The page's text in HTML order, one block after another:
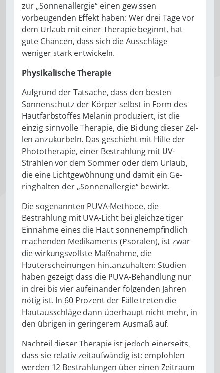
zur „Sonnenallergie“ einen gewissen
vorbeugenden Effekt ha­ben: Wer drei Tage vor
dem Urlaub mit einer Therapie beginnt, hat
gute Chancen, dass sich die Ausschläge
weniger stark entwickeln.
Physikalische Therapie
Aufgrund der Tatsache, dass den bes­ten
Sonnenschutz der Körper selbst in Form des
Hautfarbstoffes Mela­nin produziert, ist die
einzig sinnvol­le Therapie, die Bildung dieser Zel­
len anzukurbeln. Das geschieht mit Hilfe der
Phototherapie, einer Be­strahlung mit UV-
Strahlen vor dem Sommer oder dem Urlaub,
die eine Lichtgewöhnung und damit ein Ge­
ringhalten der „Sonnenallergie“ be­wirkt.
Die sogenannten PUVA-Methode, die
Bestrahlung mit UVA-Licht bei gleichzeitiger
Einnahme eines die Haut sonnenempfindlich
machen­den Medikaments (Psoralen), ist zwar
die wirkungsvollste Maßnah­me, die
Hauterscheinungen hint­anzuhalten: Studien
haben gezeigt dass die PUVA-Behandlung nur
in drei bis vier aufeinander folgen­den Jahren
nötig ist. In 60 Prozent der Fälle treten die
Hautausschläge dann überhaupt nicht mehr, in
den übrigen in geringerem Ausmaß auf.
Nachteil dieser Therapie ist jedoch einerseits,
dass sie relativ zeitauf­wändig ist: empfohlen
werden 12 Bestrahlungen über einen Zeitraum